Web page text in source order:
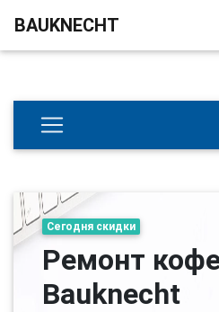
BAUKNECHT
Сегодня скидки
Ремонт
Bauknecht